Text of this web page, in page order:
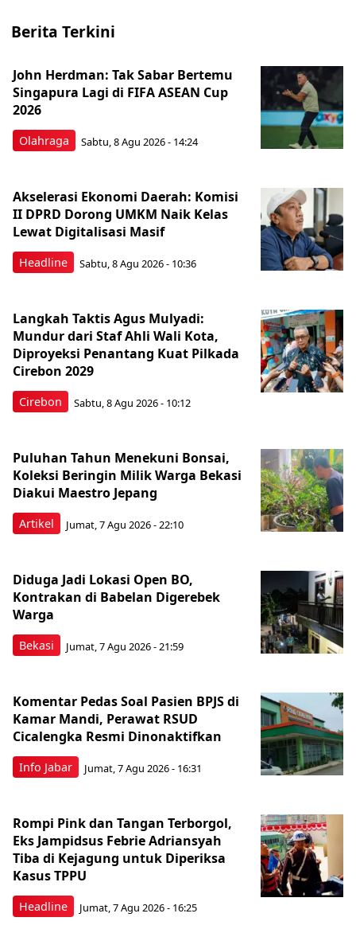
Berita Terkini
Olahraga
John Herdman: Tak Sabar Bertemu
Singapura Lagi di FIFA ASEAN Cup
2026
Sabtu, 8 Agu 2026 - 14:24
Headline
Akselerasi Ekonomi Daerah: Komisi
II DPRD Dorong UMKM Naik Kelas
Lewat Digitalisasi Masif
Sabtu, 8 Agu 2026 - 10:36
Cirebon
Langkah Taktis Agus Mulyadi:
Mundur dari Staf Ahli Wali Kota,
Diproyeksi Penantang Kuat Pilkada
Cirebon 2029
Sabtu, 8 Agu 2026 - 10:12
Artikel
Puluhan Tahun Menekuni Bonsai,
Koleksi Beringin Milik Warga Bekasi
Diakui Maestro Jepang
Jumat, 7 Agu 2026 - 22:10
Bekasi
Diduga Jadi Lokasi Open BO,
Kontrakan di Babelan Digerebek
Warga
Jumat, 7 Agu 2026 - 21:59
Info Jabar
Komentar Pedas Soal Pasien BPJS di
Kamar Mandi, Perawat RSUD
Cicalengka Resmi Dinonaktifkan
Jumat, 7 Agu 2026 - 16:31
Headline
Rompi Pink dan Tangan Terborgol,
Eks Jampidsus Febrie Adriansyah
Tiba di Kejagung untuk Diperiksa
Kasus TPPU
Jumat, 7 Agu 2026 - 16:25